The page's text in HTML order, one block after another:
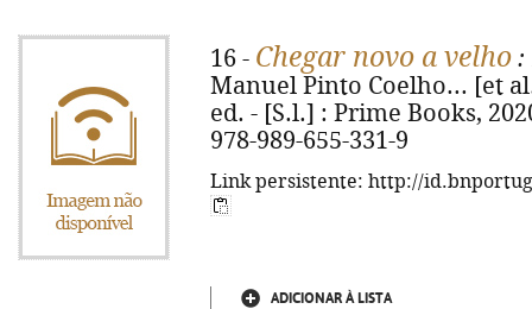
16 - Chegar novo a velho :
Manuel Pinto Coelho... [et
ed. - [S.l.] : Prime Books,
978-989-655-331-9
Link persistente: http://
ADICIONAR À LISTA